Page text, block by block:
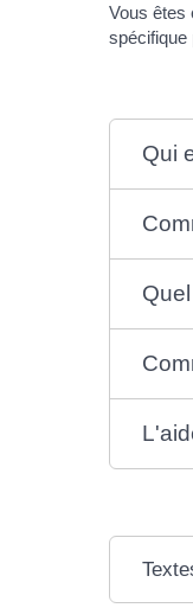
Vous êtes
spécifique
Qui